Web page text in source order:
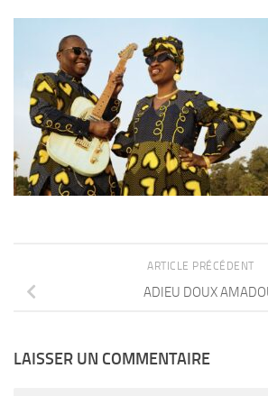
ARTICLE PRÉCÉDENT
ADIEU DOUX
LAISSER UN COMMENTAIRE